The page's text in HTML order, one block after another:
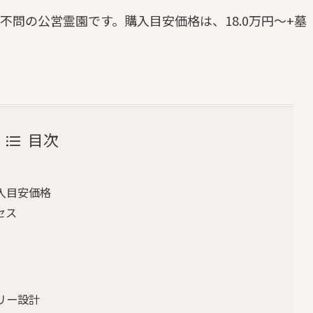
問の公営霊園です。購入目安価格は、18.0万円～+墓
目次
目安価格
ス
ー設計